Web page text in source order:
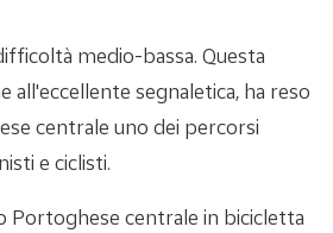
medio-bassa. Questa
all'eccellente segnaletica, ha reso
centrale uno dei percorsi
e ciclisti.
Portoghese centrale in bicicletta